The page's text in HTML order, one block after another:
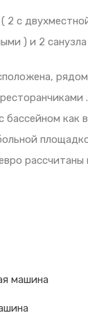
2 с
) и 2
бассейном как
рассчитаны
машина